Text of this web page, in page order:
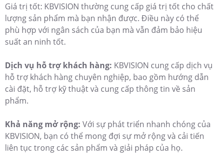
Giá trị tốt: KBVISION thường cung cấp giá trị tốt cho chất
lượng sản phẩm mà bạn nhận được. Điều này có thể
phù hợp với ngân sách của bạn mà vẫn đảm bảo hiệu
suất an ninh tốt.
Dịch vụ hỗ trợ khách hàng: KBVISION cung cấp dịch vụ
hỗ trợ khách hàng chuyên nghiệp, bao gồm hướng dẫn
cài đặt, hỗ trợ kỹ thuật và cung cấp thông tin về sản
phẩm.
Khả năng mở rộng: Với sự phát triển nhanh chóng của
KBVISION, bạn có thể mong đợi sự mở rộng và cải tiến
liên tục trong các sản phẩm và giải pháp của họ.